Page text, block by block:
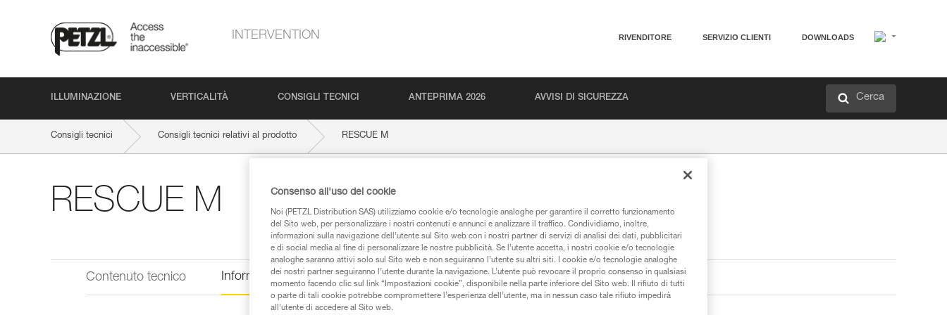
INTERVENTION RIVENDITORE SERVIZIO CLIENTI DOWNLOADS
ILLUMINAZIONE VERTICALITÀ CONSIGLI TECNICI ANTEPRIMA 2026 AVVISI DI SICUREZZA Cerca
Consigli tecnici Consigli tecnici relativi al prodotto RESCUE M
RESCUE M
Contenuto tecnico Informazioni tecniche
Consenso all'uso dei cookie
Noi (PETZL Distribution SAS) utilizziamo cookie e/o tecnologie analoghe per garantire il corretto funzionamento
del Sito web, per personalizzare i nostri contenuti e annunci e analizzare il traffico. Condividiamo, inoltre,
informazioni sulla navigazione dell’utente sul Sito web con i nostri partner di servizi di analisi dei dati, pubblicitari
e di social media al fine di personalizzare le nostre pubblicità. Se l’utente accetta, i nostri cookie e/o tecnologie
analoghe saranno attivi solo sul Sito web e non seguiranno l’utente su altri siti. I cookie e/o tecnologie analoghe
dei nostri partner seguiranno l’utente durante la navigazione. L’utente può revocare il proprio consenso in qualsiasi
momento facendo clic sul link “Impostazioni cookie”, disponibile nella parte inferiore del Sito web. Il rifiuto di tutti
o parte di tali cookie potrebbe compromettere l’esperienza dell’utente, ma in nessun caso tale rifiuto impedirà
all’utente di accedere al Sito web.